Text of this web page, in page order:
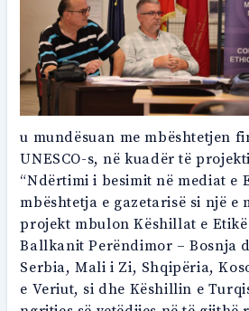
u mundësuan me mbështetjen
UNESCO-s, në kuadër të
“Ndërtimi i besimit në mediat e
mbështetja e gazetarisë si një e
projekt mbulon Këshillat e
Ballkanit Perëndimor – Bosnja
Serbia, Mali i Zi, Shqipëria,
e Veriut, si dhe Këshillin e